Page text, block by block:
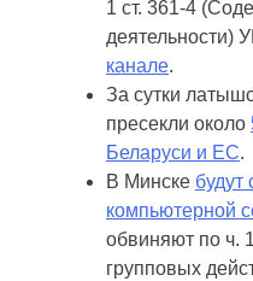
1 ст. 361-4
деятельности)
канале.
За сутки
пресекли около
Беларуси и ЕС.
В Минске будут
компьютерной
обвиняют по ч.
групповых